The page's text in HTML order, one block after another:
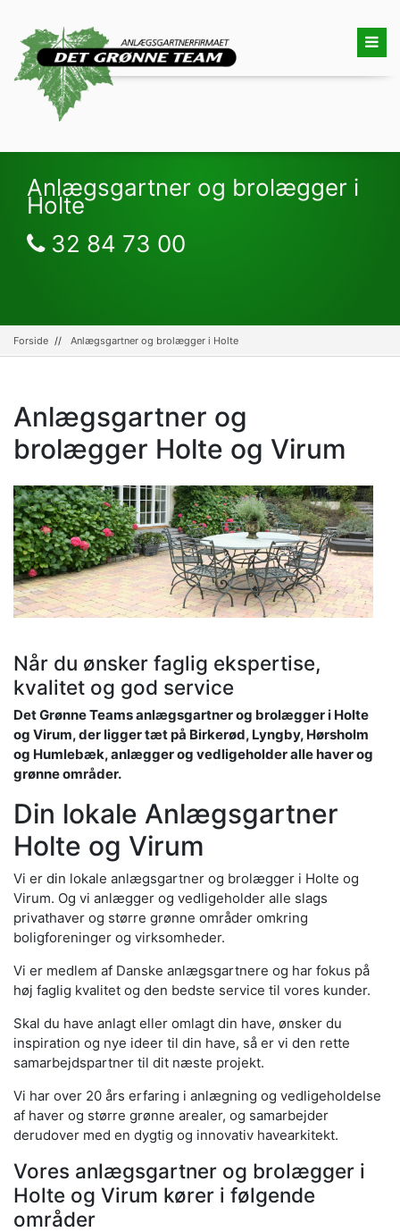
Anlægsgartner og brolægger i
Holte
32 84 73 00
Forside Anlægsgartner og brolægger i Holte
Anlægsgartner og
brolægger Holte og Virum
Når du ønsker faglig ekspertise,
kvalitet og god service
Det Grønne Teams anlægsgartner og brolægger i Holte
og Virum, der ligger tæt på Birkerød, Lyngby, Hørsholm
og Humlebæk, anlægger og vedligeholder alle haver og
grønne områder.
Din lokale Anlægsgartner
Holte og Virum
Vi er din lokale anlægsgartner og brolægger i Holte og
Virum. Og vi anlægger og vedligeholder alle slags
privathaver og større grønne områder omkring
boligforeninger og virksomheder.
Vi er medlem af Danske anlægsgartnere og har fokus på
høj faglig kvalitet og den bedste service til vores kunder.
Skal du have anlagt eller omlagt din have, ønsker du
inspiration og nye ideer til din have, så er vi den rette
samarbejdspartner til dit næste projekt.
Vi har over 20 års erfaring i anlægning og vedligeholdelse
af haver og større grønne arealer, og samarbejder
derudover med en dygtig og innovativ havearkitekt.
Vores anlægsgartner og brolægger i
Holte og Virum kører i følgende
områder